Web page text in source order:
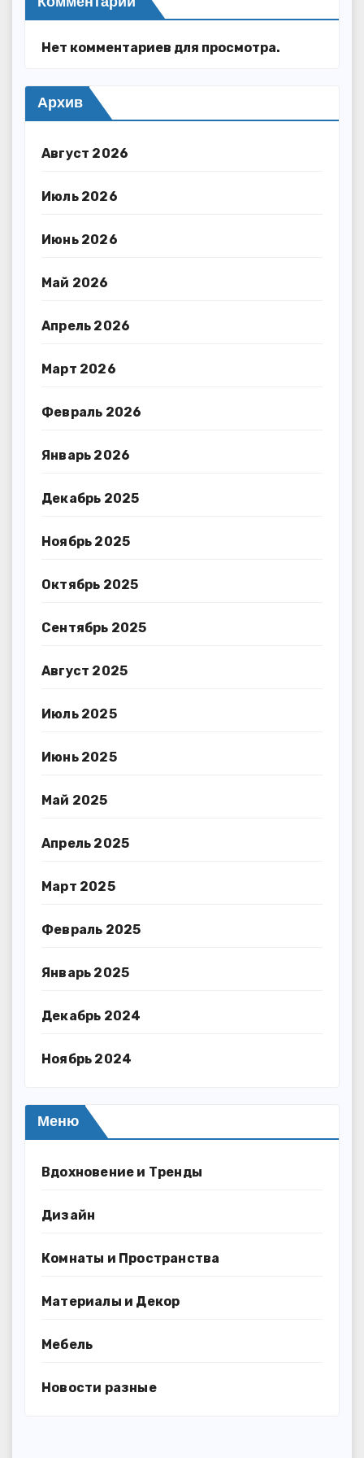
Нет комментариев для просмотра.
Архив
Август 2026
Июль 2026
Июнь 2026
Май 2026
Апрель 2026
Март 2026
Февраль 2026
Январь 2026
Декабрь 2025
Ноябрь 2025
Октябрь 2025
Сентябрь 2025
Август 2025
Июль 2025
Июнь 2025
Май 2025
Апрель 2025
Март 2025
Февраль 2025
Январь 2025
Декабрь 2024
Ноябрь 2024
Меню
Вдохновение и Тренды
Дизайн
Комнаты и Пространства
Материалы и Декор
Мебель
Новости разные